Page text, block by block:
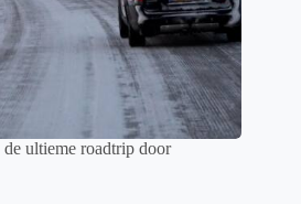
ultieme roadtrip door